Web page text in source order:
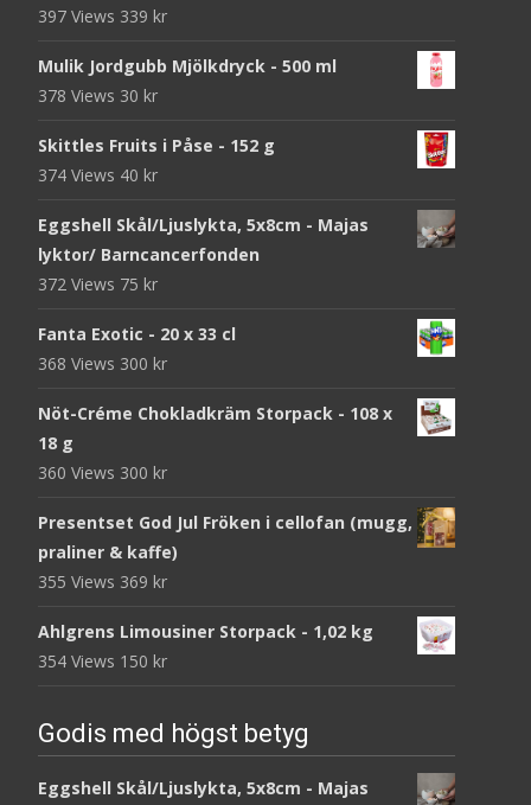
397 Views 339 kr
Mulik Jordgubb Mjölkdryck - 500 ml
378 Views 30 kr
Skittles Fruits i Påse - 152 g
374 Views 40 kr
Eggshell Skål/Ljuslykta, 5x8cm - Majas
lyktor/ Barncancerfonden
372 Views 75 kr
Fanta Exotic - 20 x 33 cl
368 Views 300 kr
Nöt-Créme Chokladkräm Storpack - 108 x
18 g
360 Views 300 kr
Presentset God Jul Fröken i cellofan (mugg,
praliner & kaffe)
355 Views 369 kr
Ahlgrens Limousiner Storpack - 1,02 kg
354 Views 150 kr
Godis med högst betyg
Eggshell Skål/Ljuslykta, 5x8cm - Majas